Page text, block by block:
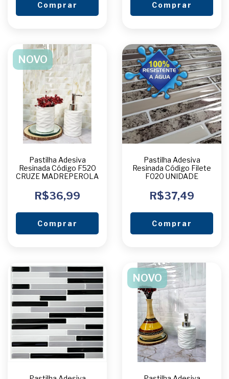
Comprar Comprar
NOVO
Pastilha Adesiva
Resinada Código F520
CRUZE MADREPEROLA
R$36,99
Comprar
Pastilha Adesiva
Resinada Código Filete
F020 UNIDADE
R$37,49
Comprar
NOVO